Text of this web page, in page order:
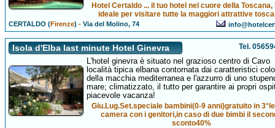
Hotel Certaldo ... il tuo hotel nel cuore della Toscana,
ideale per visitare tutte la maggiori attrattive
CERTALDO (Firenze) -Via del Molino, 74
Isola d'Elba last minute Hotel Ginevra Tel.
L'hotel ginevra è situato nel grazioso centro di Cavo
località tipica elbana contornata dai caratteristici
della macchia mediterranea e l'azzurro di uno
mare; climatizzato, il tutto per garantire ai propri
piacevole vacanza!
Giu.Lug.Set.speciale bambini(0-9 anni)gratuito in
camera con i genitori,in caso di due bimbi il
sconto40%